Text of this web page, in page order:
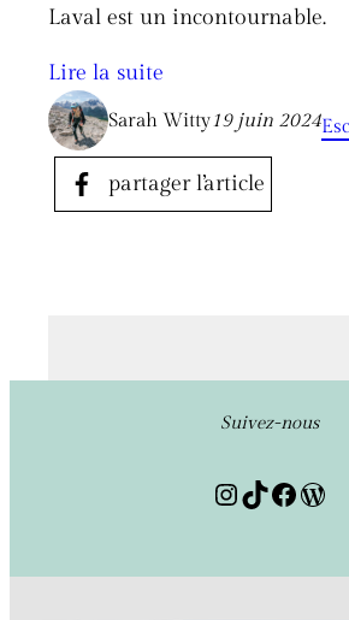
Laval est un incontournable.
Lire la suite
Sarah Witty19 juin 2024
partager l’article
Suivez-nous
Instagram
TikTok